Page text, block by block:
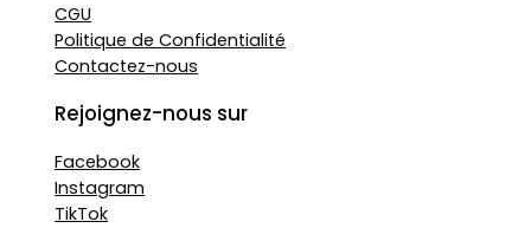
CGU
Politique de Confidentialité
Contactez-nous
Rejoignez-nous sur
Facebook
Instagram
TikTok